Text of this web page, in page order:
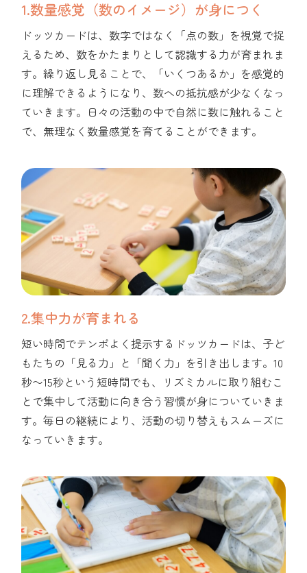
1.数量感覚（数のイメージ）が身につく
ドッツカードは、数字ではなく「点の数」を視覚で捉
えるため、数をかたまりとして認識する力が育まれま
す。繰り返し見ることで、「いくつあるか」を感覚的
に理解できるようになり、数への抵抗感が少なくなっ
ていきます。日々の活動の中で自然に数に触れること
で、無理なく数量感覚を育てることができます。
2.集中力が育まれる
短い時間でテンポよく提示するドッツカードは、子ど
もたちの「見る力」と「聞く力」を引き出します。10
秒〜15秒という短時間でも、リズミカルに取り組むこ
とで集中して活動に向き合う習慣が身についていきま
す。毎日の継続により、活動の切り替えもスムーズに
なっていきます。